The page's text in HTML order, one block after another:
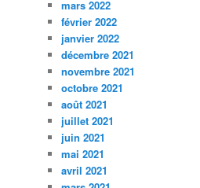
mars 2022
février 2022
janvier 2022
décembre 2021
novembre 2021
octobre 2021
août 2021
juillet 2021
juin 2021
mai 2021
avril 2021